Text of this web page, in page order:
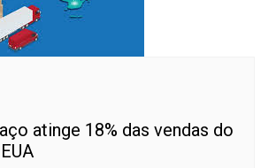
atinge 18% das vendas do